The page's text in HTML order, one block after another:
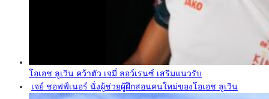
โอเอช ลูเวิน คว้าตัว เจมี่ ลอว์เรนซ์ เสริมแนวรับ
เจย์ ชอฟฟ์เนอร์ นั่งผู้ช่วยผู้ฝึกสอนคนใหม่ของโอเอช ลูเวิน